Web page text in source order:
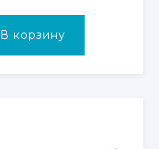
В корзину